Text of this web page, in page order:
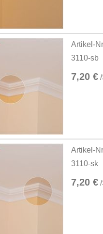
Artikel-
3110-sb
7,20 €
Artikel-
3110-sk
7,20 €